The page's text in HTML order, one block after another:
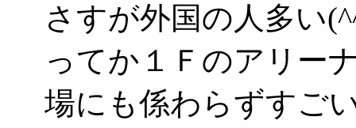
さすが外国の人多い
ってか１Ｆのアリー
場にも係わらずすご